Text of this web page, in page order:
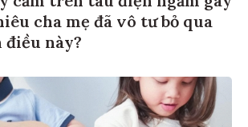
cha mẹ đã vô tư bỏ qua
điều này?